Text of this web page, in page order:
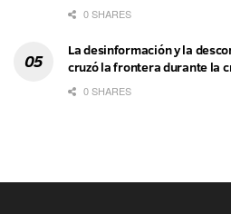
0 SHARES
La desinformación y la
cruzó la frontera durante la
0 SHARES